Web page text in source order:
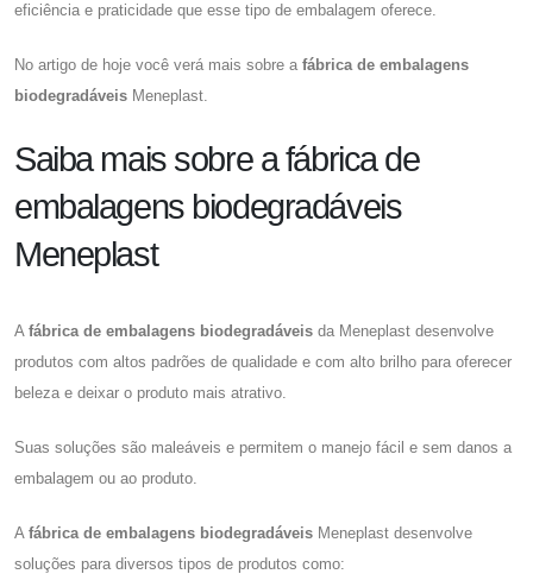
eficiência e praticidade que esse tipo de embalagem oferece.
No artigo de hoje você verá mais sobre a fábrica de embalagens
biodegradáveis Meneplast.
Saiba mais sobre a fábrica de
embalagens biodegradáveis
Meneplast
A fábrica de embalagens biodegradáveis da Meneplast desenvolve
produtos com altos padrões de qualidade e com alto brilho para oferecer
beleza e deixar o produto mais atrativo.
Suas soluções são maleáveis e permitem o manejo fácil e sem danos a
embalagem ou ao produto.
A fábrica de embalagens biodegradáveis Meneplast desenvolve
soluções para diversos tipos de produtos como: